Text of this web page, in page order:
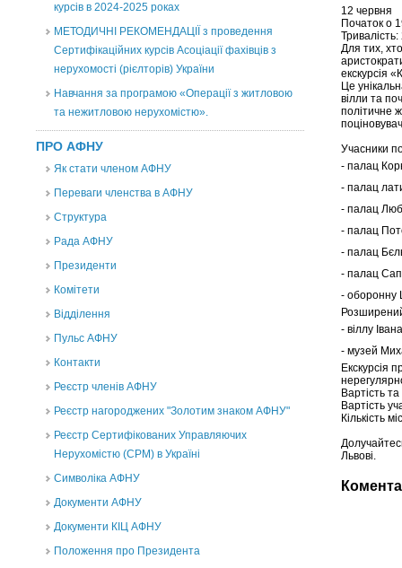
курсів в 2024-2025 роках
МЕТОДИЧНІ РЕКОМЕНДАЦІЇ з проведення
Сертифікаційних курсів Асоціації фахівців з
нерухомості (рієлторів) України
Навчання за програмою «Операції з житловою
та нежитловою нерухомістю».
ПРО АФНУ
Як стати членом АФНУ
Переваги членства в АФНУ
Структура
Рада АФНУ
Президенти
Комітети
Відділення
Пульс АФНУ
Контакти
Реєстр членів АФНУ
Реєстр нагороджених "Золотим знаком АФНУ"
Реєстр Сертифікованих Управляючих
Нерухомістю (CPM) в Україні
Символіка АФНУ
Документи АФНУ
Документи КІЦ АФНУ
Положення про Президента
12 червня
Початок о
Для тих,
екскурсія
Це
вілли та
політичне
Учасники
- палац
- палац
- палац
- палац
- палац
- палац
- оборонну
- віллу
- музей
Екскурсія
Вартість
Вартість
Кількість
Львові.